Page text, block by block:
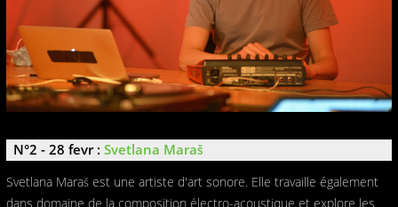
N°2 - 28 fevr : Svetlana Maraš
Svetlana Maraš est une artiste d'art sonore. Elle travaille également
dans domaine de la composition électro-acoustique et explore les